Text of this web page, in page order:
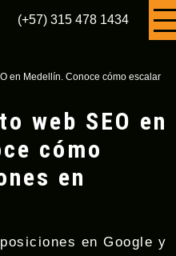
(+57) 315 478 1434
en Medellín. Conoce cómo escalar
web SEO en
cómo
en
en Google y